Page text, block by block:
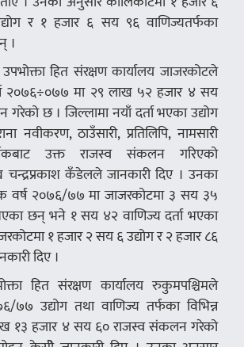
र १ हजार ६ सय ९६ वाणिज्यतर्फका
।
हित संरक्षण कार्यालय जाजरकोटले
२०७६÷०७७ मा २९ लाख ५२ हजार ४ सय
छ । जिल्लामा नयाँ दर्ता भएका उद्योग
नवीकरण, ठाउँसारी, प्रतिलिपि, नामसारी
उक्त राजस्व संकलन गरिएको
चन्द्रप्रकाश कँडेलले जानकारी दिए । उनका
वर्ष २०७६/७७ मा जाजरकोटमा ३ सय ३५
भएका छन् भने १ सय ४२ वाणिज्य दर्ता भएका
१ हजार २ सय ६ उद्योग र २ हजार ८६
दिए ।
हित संरक्षण कार्यालय रुकुमपश्चिमले
७७ उद्योग तथा वाणिज्य तर्फका विभिन्न
१३ हजार ४ सय ६० राजस्व संकलन गरेको